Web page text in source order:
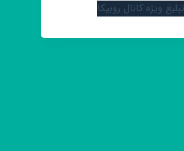
تبلیغ ویژه کانال روبیکا